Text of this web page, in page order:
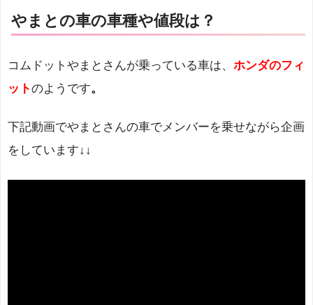
やまとの車の車種や値段は？
コムドットやまとさんが乗っている車は、 ホンダのフィ
ットのようです。
下記動画でやまとさんの車でメンバーを乗せながら企画
をしています↓↓